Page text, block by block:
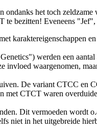
het toch
te bezitten! Eveneens
karaktereigenschappen
werden een
waargenomen,
De variant CTCC
CTCT waren
Dit vermoeden wordt
in het uitgebreide